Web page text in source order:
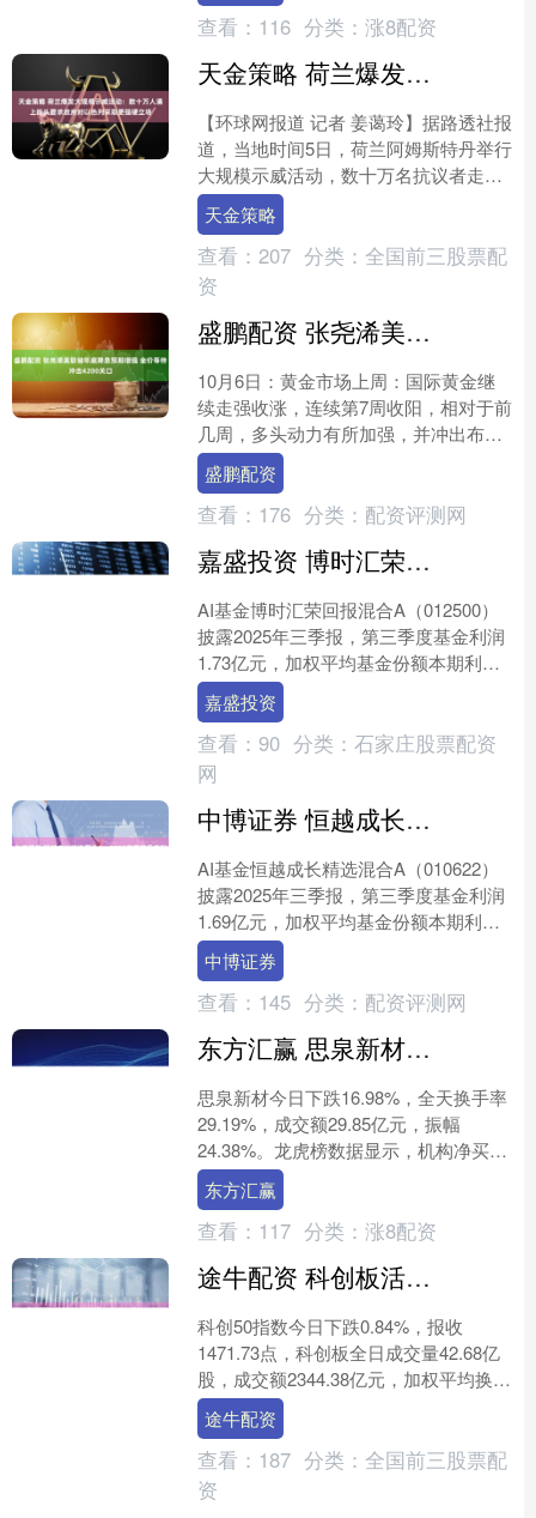
查看： 116 分类： 涨8配资
天金策略 荷兰爆发大规模示威活动：数十万人涌上街头要求政府对以色列采取更强硬立场
【环球网报道 记者 姜蔼玲】据路透社报
道，当地时间5日，荷兰阿姆斯特丹举行
大规模示威活动，数十万名抗议者走上
街头，要求荷兰政府就以色列在加沙的
军事行动采取更强硬....
天金策略
查看： 207 分类： 全国前三股票配
资
盛鹏配资 张尧浠美联储年底降息预期增强 金价等待冲击4200关口
10月6日：黄金市场上周：国际黄金继
续走强收涨，连续第7周收阳，相对于前
几周，多头动力有所加强，并冲出布林
带之外，有一定的回调需求，但由于多
头动力持稳，回撤预计....
盛鹏配资
查看： 176 分类： 配资评测网
嘉盛投资 博时汇荣回报混合A：2025年第三季度利润173亿元 净值增长率5743%
AI基金博时汇荣回报混合A（012500）
披露2025年三季报，第三季度基金利润
1.73亿元，加权平均基金份额本期利润
0.4615元。报告期内，基金净值增长率
为....
嘉盛投资
查看： 90 分类： 石家庄股票配资
网
中博证券 恒越成长精选混合A：2025年第三季度利润169亿元 净值增长率5056%
AI基金恒越成长精选混合A（010622）
披露2025年三季报，第三季度基金利润
1.69亿元，加权平均基金份额本期利润
0.2871元。报告期内，基金净值增长率
为....
中博证券
查看： 145 分类： 配资评测网
东方汇赢 思泉新材龙虎榜数据（10月28日）
思泉新材今日下跌16.98%，全天换手率
29.19%，成交额29.85亿元，振幅
24.38%。龙虎榜数据显示，机构净买入
730.86万元，营业部席位合计净卖出1....
东方汇赢
查看： 117 分类： 涨8配资
途牛配资 科创板活跃股排行榜（10月28日）
科创50指数今日下跌0.84%，报收
1471.73点，科创板全日成交量42.68亿
股，成交额2344.38亿元，加权平均换手
率为2.24%。 证券时报·数据宝统....
途牛配资
查看： 187 分类： 全国前三股票配
资